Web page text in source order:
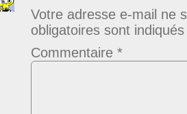
Votre adresse e-mail ne
obligatoires sont
Commentaire *